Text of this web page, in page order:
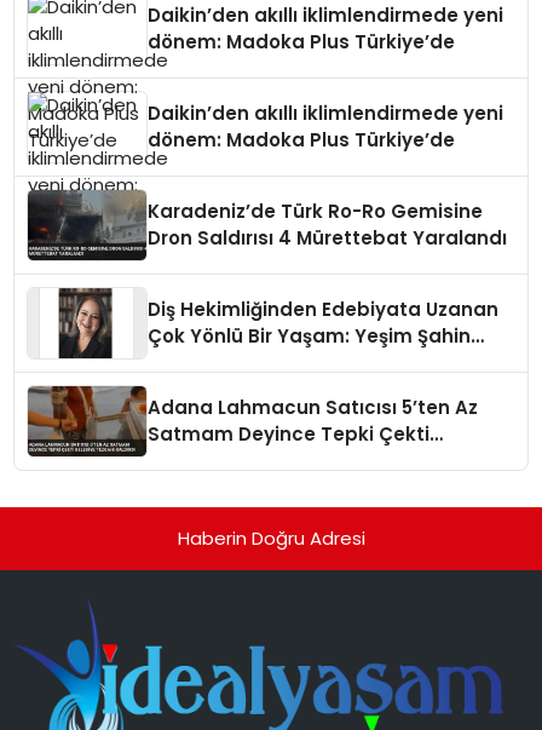
Daikin’den akıllı iklimlendirmede yeni
dönem: Madoka Plus Türkiye’de
Daikin’den akıllı iklimlendirmede yeni
dönem: Madoka Plus Türkiye’de
Karadeniz’de Türk Ro-Ro Gemisine
Dron Saldırısı 4 Mürettebat Yaralandı
Diş Hekimliğinden Edebiyata Uzanan
Çok Yönlü Bir Yaşam: Yeşim Şahin
Adana Lahmacun Satıcısı 5’ten Az
Satmam Deyince Tepki Çekti
Haberin Doğru Adresi